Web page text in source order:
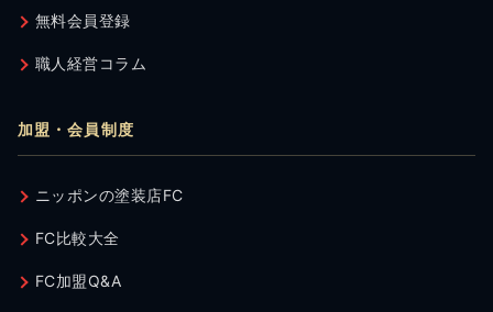
無料会員登録
職人経営コラム
加盟・会員制度
ニッポンの塗装店FC
FC比較大全
FC加盟Q&A